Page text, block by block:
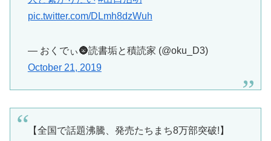
pic.twitter.com/DLmh8dzWuh
— おくでぃ🌚読書垢と積読家 (@oku_D3)
October 21, 2019
【全国で話題沸騰、発売たちまち8万部突破!】